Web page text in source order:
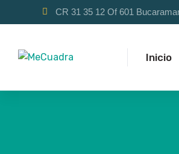
CR 31 35 12 Of 601
Inicio